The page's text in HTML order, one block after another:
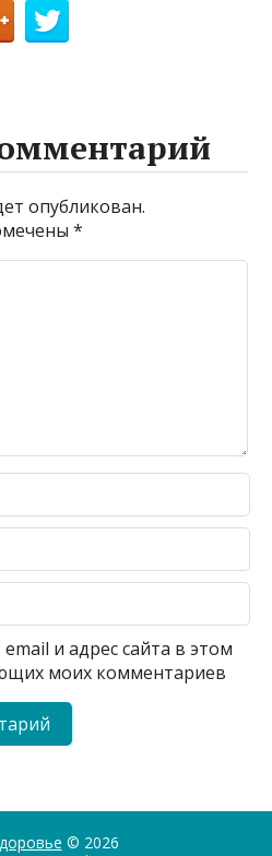
опубликован.
*
и адрес сайта в этом
моих комментариев
© 2026